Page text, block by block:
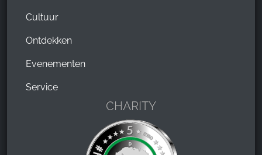
Cultuur
Ontdekken
Evenementen
Service
CHARITY